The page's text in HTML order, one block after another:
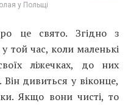
у Польщі
це свято. Згідно з
той час, коли маленькі
ліжечках, до них
дивиться у віконце,
Якщо вони чисті, то